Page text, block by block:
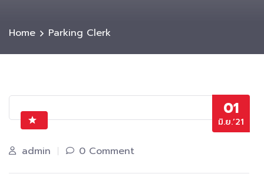
Home Parking Clerk
01
มิ.ย.’21
admin 0 Comment